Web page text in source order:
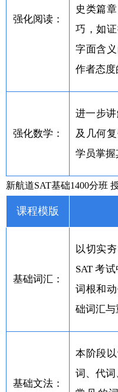
强化阅读：
史类篇
巧，如
字面含
作者态度
强化数学：
进一步
及几何
学员掌握
新航道SAT基础1400分班
课程模版
基础词汇：
以切实
SAT 考
词根和
础词汇与
基础文法：
本阶段
词、代